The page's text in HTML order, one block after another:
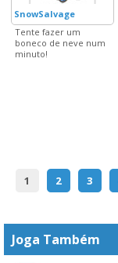
SnowSalvage
Tente fazer um
boneco de neve num
minuto!
1 2 3
Joga Também